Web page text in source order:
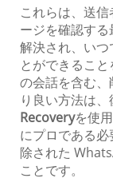
これらは、送
ージを確認す
解決され、い
とができるこ
の会話を含む
り良い方法は
Recoveryを使
にプロである
除された
ことです。